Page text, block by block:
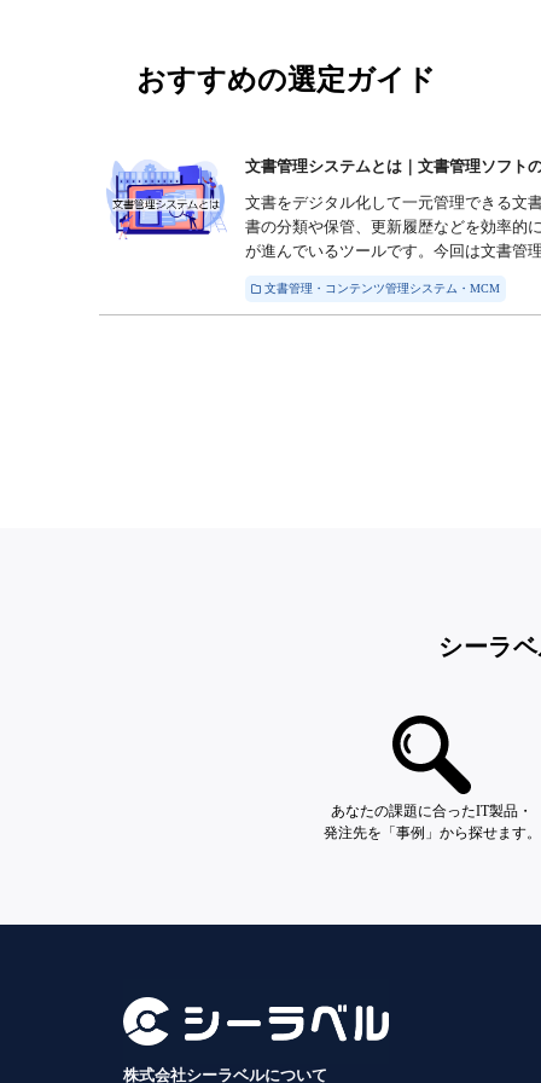
おすすめの選定ガイド
文書管理システムとは｜文書管理ソフト
文書をデジタル化して一元管理できる文
書の分類や保管、更新履歴などを効率的
が進んでいるツールです。今回は文書管
文書管理・コンテンツ管理システム・MCM
シーラ
あなたの課題に合ったIT製品・
発注先を「事例」から探せます。
株式会社シーラベルについて